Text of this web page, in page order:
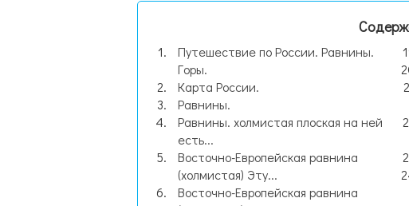
Путешествие по России. Равнины.
Горы.
Карта России.
Равнины.
Равнины. холмистая плоская на ней
есть...
Восточно-Европейская равнина
(холмистая) Эту...
Восточно-Европейская равнина